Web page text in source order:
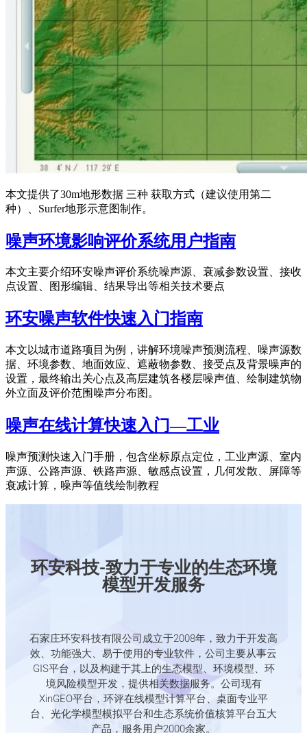
本文提供了30m地形数据 三种 获取方式（建议使用第二
种）、Surfer地形示意图制作。
噪声环境影响评价系统用户指南
本文主要介绍环安噪声评价系统噪声源、衰减参数设置、接收
点设置、图形编辑、结果导出等相关技术要点
环安噪声软件快速入门指南
本文以城市道路项目为例，讲解环境噪声预测流程、噪声源数
据、环境参数、地面效应、遮蔽物参数、接受点及背景噪声的
设置，最终输出关心点及高层建筑各楼层噪声值、绘制建筑物
外立面及评价范围噪声分布图。
噪声在线计算快速入门—工业
噪声预测快速入门手册，包含坐标原点定位，工业声源、室内
声源、公路声源、铁路声源、敏感点设置，几何发散、屏障等
衰减计算，噪声等值线绘制教程
环安科技-致力于专业的生态环境
模型开发服务
石家庄环安科技有限公司成立于2008年，致力于开发高
效、功能强大、易于使用的专业软件，公司主要从事云
GIS平台，以及构建于其上的生态模型、环境模型、环
境风险模型开发，提供相关数据服务。公司现有
XinGEO平台，环评在线模型计算平台、桌面专业平
台、光化学模型模拟平台和生态系统价值核算平台五大
产品，服务用户2000余家。